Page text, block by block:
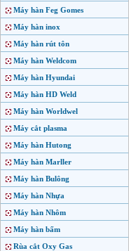
Máy hàn Feg Gomes
Máy hàn inox
Máy hàn rút tôn
Máy hàn Weldcom
Máy hàn Hyundai
Máy hàn HD Weld
Máy hàn Worldwel
Máy cắt plasma
Máy hàn Hutong
Máy hàn Marller
Máy hàn Bulông
Máy hàn Nhựa
Máy hàn Nhôm
Máy hàn bấm
Rùa cắt Oxy Gas